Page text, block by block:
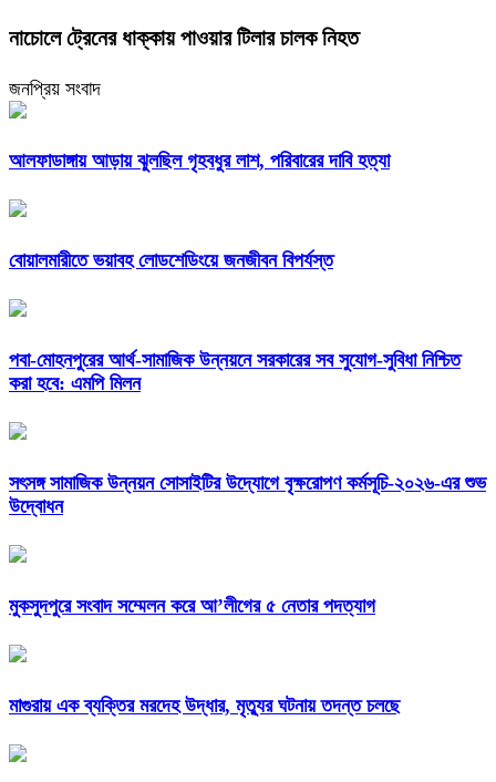
নাচোলে ট্রেনের ধাক্কায় পাওয়ার টিলার চালক নিহত
জনপ্রিয় সংবাদ
আলফাডাঙ্গায় আড়ায় ঝুলছিল গৃহবধুর লাশ, পরিবারের দাবি হত্যা
বোয়ালমারীতে ভয়াবহ লোডশেডিংয়ে জনজীবন বিপর্যস্ত
পবা-মোহনপুরের আর্থ-সামাজিক উন্নয়নে সরকারের সব সুযোগ-সুবিধা নিশ্চিত
করা হবে: এমপি মিলন
সৎসঙ্গ সামাজিক উন্নয়ন সোসাইটির উদ্যোগে বৃক্ষরোপণ কর্মসূচি-২০২৬-এর শুভ
উদ্বোধন
মুকসুদপুরে সংবাদ সম্মেলন করে আ’লীগের ৫ নেতার পদত্যাগ
মাগুরায় এক ব্যক্তির মরদেহ উদ্ধার, মৃত্যুর ঘটনায় তদন্ত চলছে